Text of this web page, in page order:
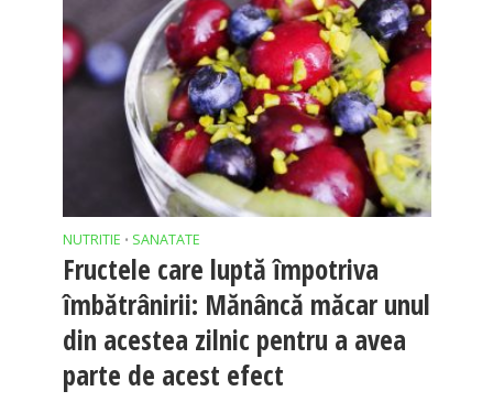
NUTRITIE • SANATATE
Fructele care luptă împotriva
îmbătrânirii: Mănâncă măcar unul
din acestea zilnic pentru a avea
parte de acest efect